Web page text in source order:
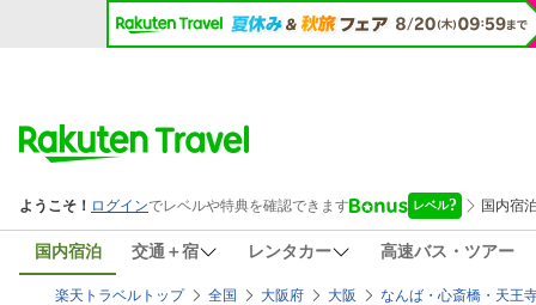
国内宿泊 交通＋宿 レンタカー 高速バス・ツアー
楽天トラベルトップ 全国 大阪府 大阪 なんば・心斎橋・天王